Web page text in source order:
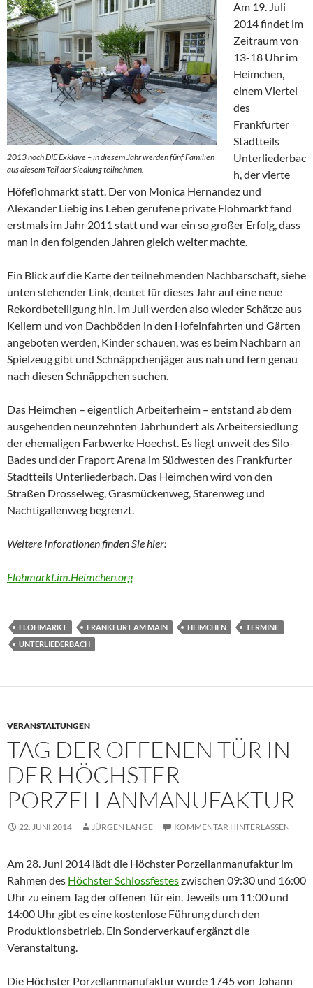
2013 noch DIE Exklave – in diesem Jahr werden fünf Familien
aus diesem Teil der Siedlung teilnehmen.
Am 19. Juli
2014 findet im
Zeitraum von
13-18 Uhr im
Heimchen,
einem Viertel
des
Frankfurter
Stadtteils
Unterliederbac
h, der vierte
Höfeflohmarkt statt. Der von Monica Hernandez und
Alexander Liebig ins Leben gerufene private Flohmarkt fand
erstmals im Jahr 2011 statt und war ein so großer Erfolg, dass
man in den folgenden Jahren gleich weiter machte.
Ein Blick auf die Karte der teilnehmenden Nachbarschaft, siehe
unten stehender Link, deutet für dieses Jahr auf eine neue
Rekordbeteiligung hin. Im Juli werden also wieder Schätze aus
Kellern und von Dachböden in den Hofeinfahrten und Gärten
angeboten werden, Kinder schauen, was es beim Nachbarn an
Spielzeug gibt und Schnäppchenjäger aus nah und fern genau
nach diesen Schnäppchen suchen.
Das Heimchen – eigentlich Arbeiterheim – entstand ab dem
ausgehenden neunzehnten Jahrhundert als Arbeitersiedlung
der ehemaligen Farbwerke Hoechst. Es liegt unweit des Silo-
Bades und der Fraport Arena im Südwesten des Frankfurter
Stadtteils Unterliederbach. Das Heimchen wird von den
Straßen Drosselweg, Grasmückenweg, Starenweg und
Nachtigallenweg begrenzt.
Weitere Inforationen finden Sie hier:
Flohmarkt.im.Heimchen.org
FLOHMARKT FRANKFURT AM MAIN HEIMCHEN
TERMINE
UNTERLIEDERBACH
VERANSTALTUNGEN
TAG DER OFFENEN TÜR IN
DER HÖCHSTER
PORZELLANMANUFAKTUR
22. JUNI 2014 JÜRGEN LANGE KOMMENTAR HINTERLASSEN
Am 28. Juni 2014 lädt die Höchster Porzellanmanufaktur im
Rahmen des Höchster Schlossfesteszwischen 09:30 und 16:00
Uhr zu einem Tag der offenen Tür ein. Jeweils um 11:00 und
14:00 Uhr gibt es eine kostenlose Führung durch den
Produktionsbetrieb. Ein Sonderverkauf ergänzt die
Veranstaltung.
Die Höchster Porzellanmanufaktur wurde 1745 von Johann